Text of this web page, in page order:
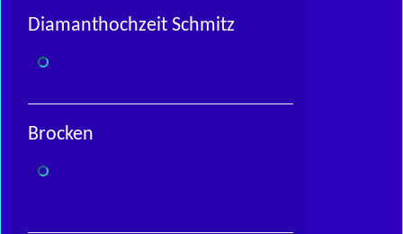
Diamanthochzeit Schmitz
Brocken